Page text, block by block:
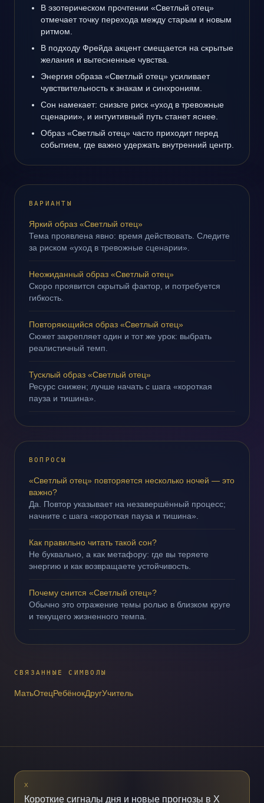
В эзотерическом прочтении «Светлый отец»
отмечает точку перехода между старым и новым
ритмом.
В подходу Фрейда акцент смещается на скрытые
желания и вытесненные чувства.
Энергия образа «Светлый отец» усиливает
чувствительность к знакам и синхрониям.
Сон намекает: снизьте риск «уход в тревожные
сценарии», и интуитивный путь станет яснее.
Образ «Светлый отец» часто приходит перед
событием, где важно удержать внутренний центр.
ВАРИАНТЫ
Яркий образ «Светлый отец»
Тема проявлена явно: время действовать. Следите
за риском «уход в тревожные сценарии».
Неожиданный образ «Светлый отец»
Скоро проявится скрытый фактор, и потребуется
гибкость.
Повторяющийся образ «Светлый отец»
Сюжет закрепляет один и тот же урок: выбрать
реалистичный темп.
Тусклый образ «Светлый отец»
Ресурс снижен; лучше начать с шага «короткая
пауза и тишина».
ВОПРОСЫ
«Светлый отец» повторяется несколько ночей — это
важно?
Да. Повтор указывает на незавершённый процесс;
начните с шага «короткая пауза и тишина».
Как правильно читать такой сон?
Не буквально, а как метафору: где вы теряете
энергию и как возвращаете устойчивость.
Почему снится «Светлый отец»?
Обычно это отражение темы ролью в близком круге
и текущего жизненного темпа.
СВЯЗАННЫЕ СИМВОЛЫ
МатьОтецРебёнокДругУчитель
X
Короткие сигналы дня и новые прогнозы в X